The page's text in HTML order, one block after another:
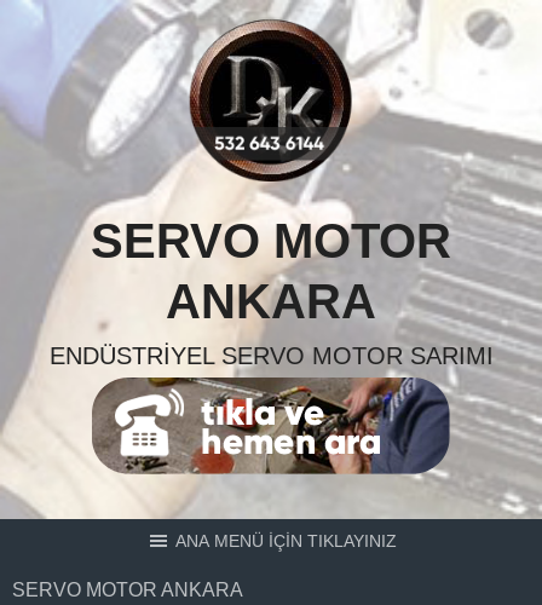
Skip
content
SERVO MOTOR
ANKARA
ENDÜSTRIYEL SERVO MOTOR SARIMI
ANA MENÜ İÇİN TIKLAYINIZ
SERVO MOTOR ANKARA